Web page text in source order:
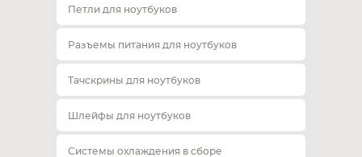
Петли для ноутбуков
Разъемы питания для ноутбуков
Тачскрины для ноутбуков
Шлейфы для ноутбуков
Системы охлаждения в сборе